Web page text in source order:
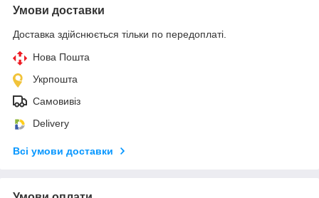
Умови доставки
Доставка здійснюється тільки по передоплаті.
Нова Пошта
Укрпошта
Самовивіз
Delivery
Всі умови доставки